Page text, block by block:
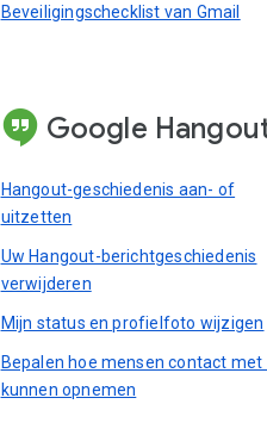
Beveiligingschecklist van Gmail
Google
Hangout-geschiedenis aan- of
uitzetten
Uw Hangout-berichtgeschiedenis
verwijderen
Mijn status en profielfoto wijzigen
Bepalen hoe mensen contact met
kunnen opnemen